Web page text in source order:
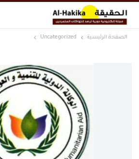
الصفحة الرئيسية Uncategorized